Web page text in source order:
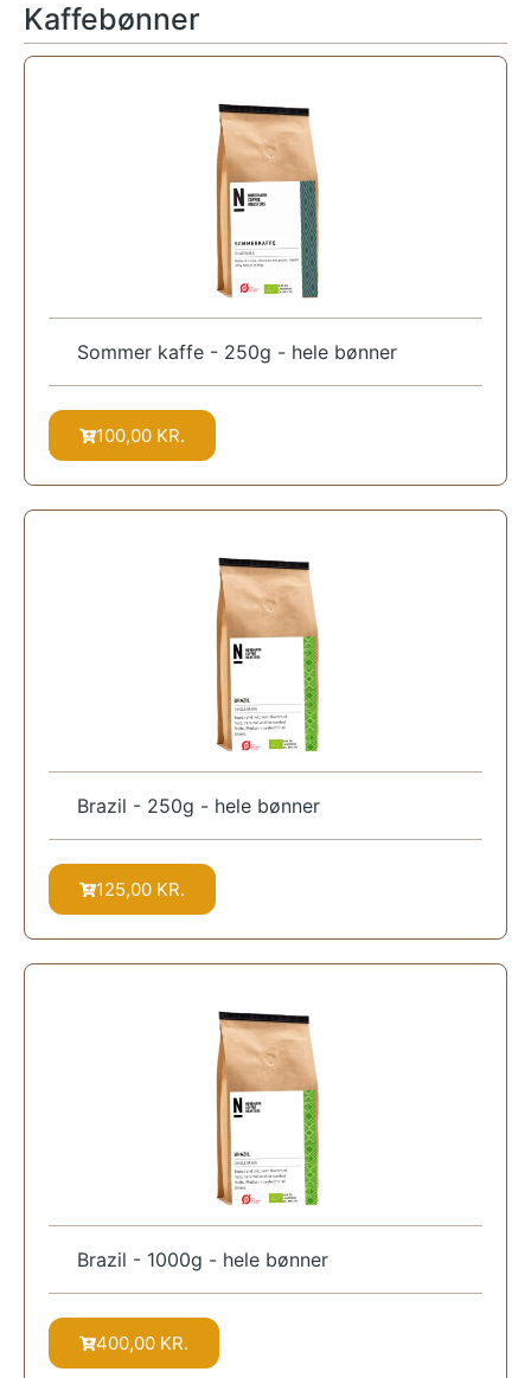
Kaffebønner
Sommer kaffe - 250g - hele bønner
100,00 KR.
Brazil - 250g - hele bønner
125,00 KR.
Brazil - 1000g - hele bønner
400,00 KR.